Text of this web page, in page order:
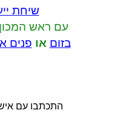
שיחת
עם ראש
בזום או פנים
התכתבו עם